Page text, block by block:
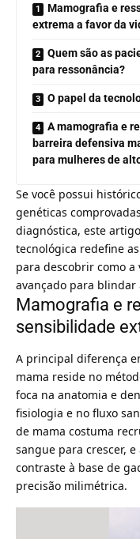
Mamografia e
extrema a favor da
Quem são as
para ressonância?
O papel da
A mamografia e
barreira defensiva
para mulheres de
Se você possui
genéticas
diagnóstica, este
tecnológica redefine
para descobrir como
avançado para blindar
Mamografia e
sensibilidade
A principal diferença
mama reside no
foca na anatomia e
fisiologia e no fluxo
de mama costuma
sangue para crescer,
contraste à base de
precisão milimétrica.